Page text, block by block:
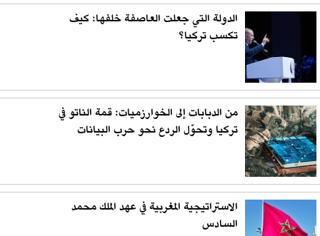
الدولة التي جعلت العاصفة خلفها: كيف
تكسب تركيا؟
من الدبابات إلى الخوارزميات: قمة الناتو في
تركيا وتحوّل الردع نحو حرب البيانات
الاستراتيجية المغربية في عهد الملك محمد
السادس